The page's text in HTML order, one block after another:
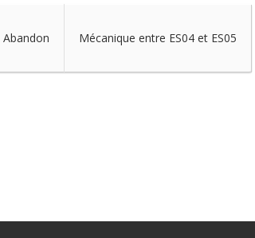
Abandon Mécanique entre ES04 et ES05